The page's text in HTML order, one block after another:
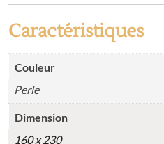
Caractéristiques
Couleur
Perle
Dimension
160 x 230